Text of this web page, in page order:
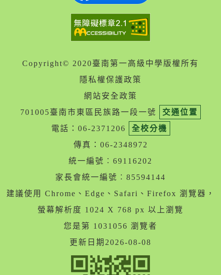
Copyright© 2020臺南第一高級中學版權所有
隱私權保護政策
網站安全政策
701005臺南市東區民族路一段一號
交通位置
電話：06-2371206
全校分機
傳真：06-2348972
統一編號︰69116202
家長會統一編號︰85594144
建議使用 Chrome、Edge、Safari、Firefox 瀏覽器，
螢幕解析度 1024 X 768 px 以上瀏覽
您是第 1031056 瀏覽者
更新日期2026-08-08